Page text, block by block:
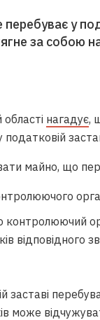
у
за собою
нагадує,
майно, що
контролюючий
відповідного
заставі
може